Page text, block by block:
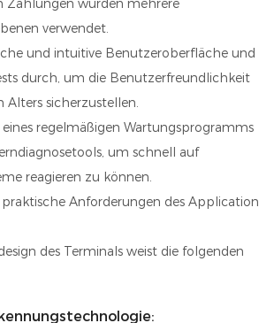
Zahlungen wurden mehrere
verwendet.
und intuitive Benutzeroberfläche und
durch, um die Benutzerfreundlichkeit
Alters sicherzustellen.
regelmäßigen Wartungsprogramms
um schnell auf
reagieren zu können.
Anforderungen des Application
des Terminals weist die folgenden